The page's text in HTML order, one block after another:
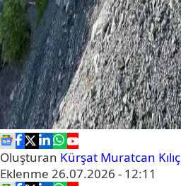
Oluşturan Kürşat Muratcan Kılıç
Eklenme 26.07.2026 - 12:11